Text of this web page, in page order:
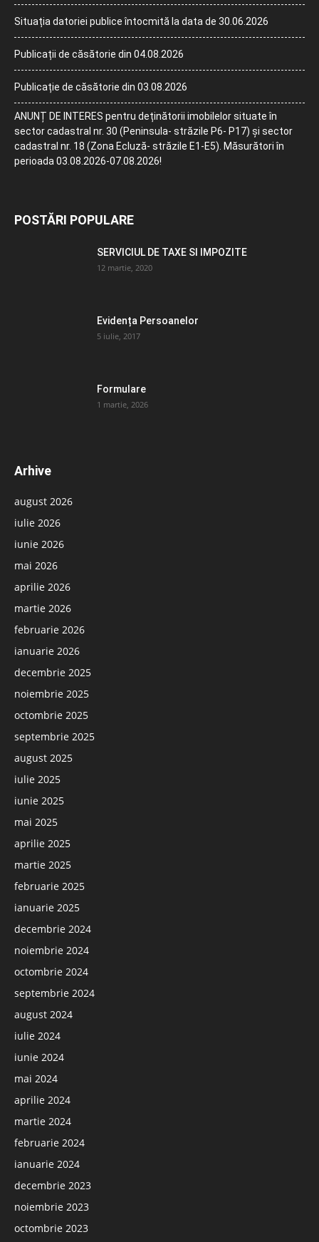
Situația datoriei publice întocmită la data de 30.06.2026
Publicații de căsătorie din 04.08.2026
Publicație de căsătorie din 03.08.2026
ANUNȚ DE INTERES pentru deținătorii imobilelor situate în
sector cadastral nr. 30 (Peninsula- străzile P6- P17) și sector
cadastral nr. 18 (Zona Ecluză- străzile E1-E5). Măsurători în
perioada 03.08.2026-07.08.2026!
POSTĂRI POPULARE
SERVICIUL DE TAXE SI IMPOZITE
12 martie, 2020
Evidența Persoanelor
5 iulie, 2017
Formulare
1 martie, 2026
Arhive
august 2026
iulie 2026
iunie 2026
mai 2026
aprilie 2026
martie 2026
februarie 2026
ianuarie 2026
decembrie 2025
noiembrie 2025
octombrie 2025
septembrie 2025
august 2025
iulie 2025
iunie 2025
mai 2025
aprilie 2025
martie 2025
februarie 2025
ianuarie 2025
decembrie 2024
noiembrie 2024
octombrie 2024
septembrie 2024
august 2024
iulie 2024
iunie 2024
mai 2024
aprilie 2024
martie 2024
februarie 2024
ianuarie 2024
decembrie 2023
noiembrie 2023
octombrie 2023